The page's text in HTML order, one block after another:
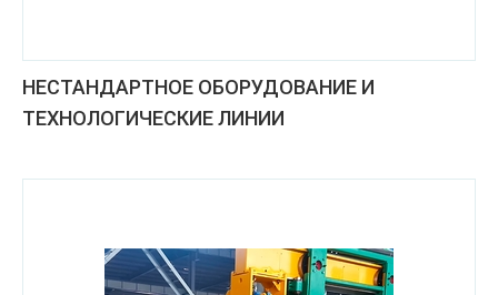
НЕСТАНДАРТНОЕ ОБОРУДОВАНИЕ И
ТЕХНОЛОГИЧЕСКИЕ ЛИНИИ